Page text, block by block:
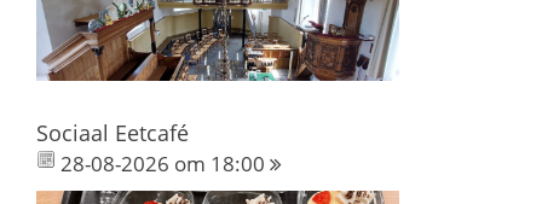
Sociaal Eetcafé
28-08-2026 om 18:00